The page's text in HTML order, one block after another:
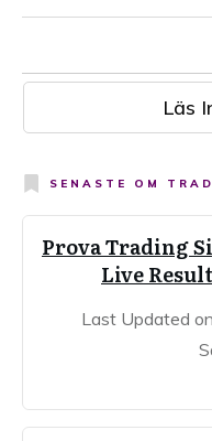
Läs
SENASTE OM
Prova Trading
Live
Last Updated